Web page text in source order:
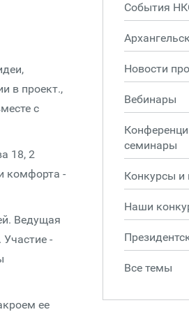
в проект.,
с
18, 2
комфорта -
Ведущая
-
ее
События
Новости
Вебинары
семинары
Конкурсы и
Наши
Все темы